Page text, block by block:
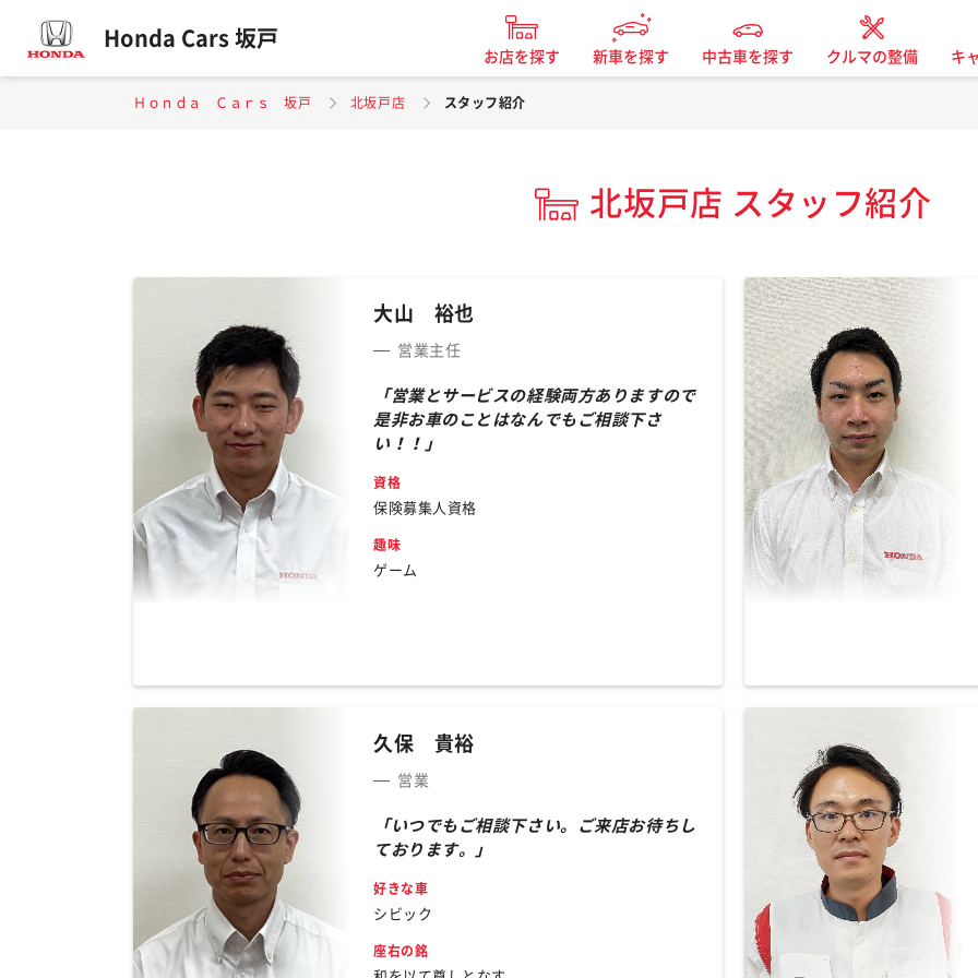
Honda Cars 坂戸
お店を探す 新車を探す 中古車を探す クルマの整備 キ
Ｈｏｎｄａ Ｃａｒｓ 坂戸 北坂戸店 スタッフ紹介
北坂戸店 スタッフ紹介
大山 裕也
営業主任
「営業とサービスの経験両方ありますので
是非お車のことはなんでもご相談下さ
い！！」
資格
保険募集人資格
趣味
ゲーム
久保 貴裕
営業
「いつでもご相談下さい。ご来店お待ちし
ております。」
好きな車
シビック
座右の銘